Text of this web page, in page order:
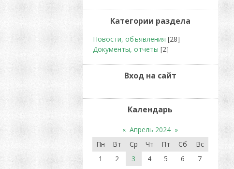
Категории раздела
Новости, объявления [28]
Документы, отчеты [2]
Вход на сайт
Календарь
« Апрель 2024 »
Пн
Вт Ср Чт Пт Сб
Вс
1
2 3 4 5 6
7